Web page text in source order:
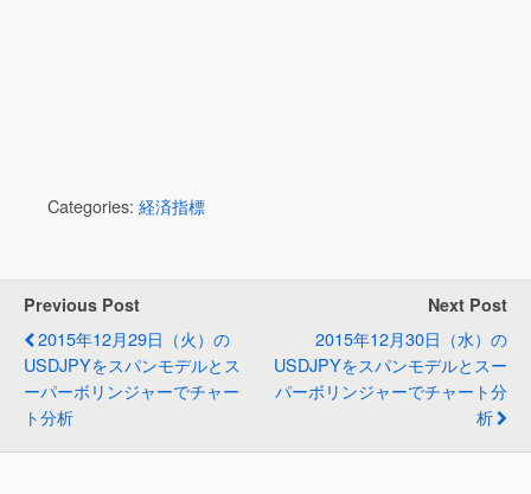
Categories: 経済指標
Previous Post
2015年12月29日（火）の
USDJPYをスパンモデルとス
ーパーボリンジャーでチャー
ト分析
Next Post
2015年12月30日（水）の
USDJPYをスパンモデルとスー
パーボリンジャーでチャート分
析